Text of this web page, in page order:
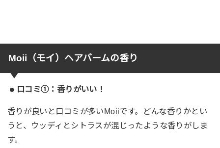
Moii（モイ）ヘアバームの香り
口コミ①：香りがいい！
香りが良いと口コミが多いMoiiです。どんな香りかとい
うと、ウッディとシトラスが混じったような香りがしま
す。